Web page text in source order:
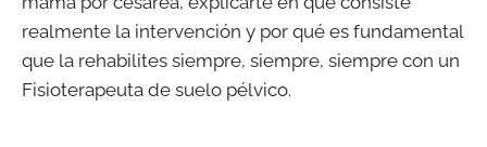
realmente la intervención y por qué es fundamental
que la rehabilites siempre, siempre, siempre con un
Fisioterapeuta de suelo pélvico.